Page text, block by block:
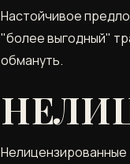
Настойчивое
"более выгодный"
обмануть.
Нелицензированные